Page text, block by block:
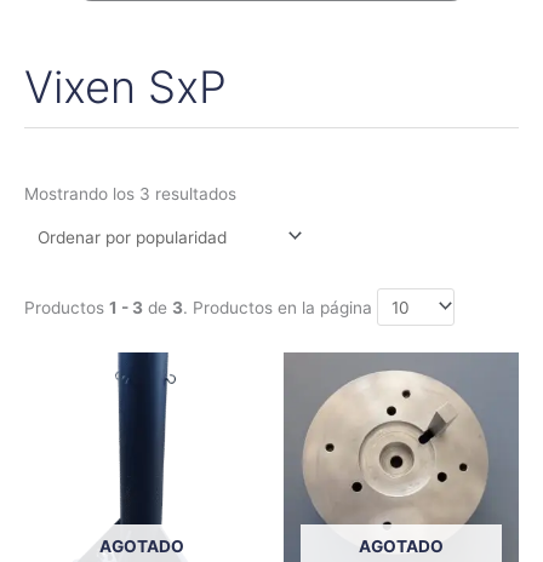
Vixen SxP
Mostrando los 3 resultados
Productos 1 - 3 de 3. Productos en la página
AGOTADO AGOTADO
Las